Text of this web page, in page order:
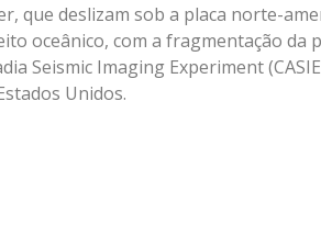
que deslizam sob a placa norte-
oceânico, com a fragmentação da
Seismic Imaging Experiment
Unidos.